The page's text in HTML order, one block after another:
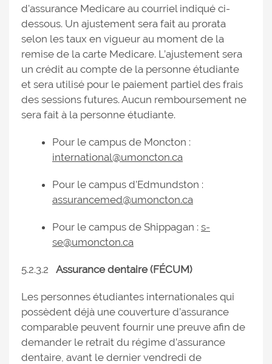
d'assurance Medicare au courriel indiqué ci-
dessous. Un ajustement sera fait au prorata
selon les taux en vigueur au moment de la
remise de la carte Medicare. L’ajustement sera
un crédit au compte de la personne étudiante
et sera utilisé pour le paiement partiel des frais
des sessions futures. Aucun remboursement ne
sera fait à la personne étudiante.
Pour le campus de Moncton :
international@umoncton.ca
Pour le campus d’Edmundston :
assurancemed@umoncton.ca
Pour le campus de Shippagan : s-
se@umoncton.ca
5.2.3.2 Assurance dentaire (FÉCUM)
Les personnes étudiantes internationales qui
possèdent déjà une couverture d’assurance
comparable peuvent fournir une preuve afin de
demander le retrait du régime d’assurance
dentaire, avant le dernier vendredi de